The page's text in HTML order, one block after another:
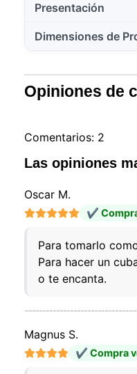
Presentación
Dimensiones de
Opiniones de
Comentarios: 2
Las opiniones
Oscar M.
✔
Para tomarlo
Para hacer un
o te encanta.
Magnus S.
✔ Compra